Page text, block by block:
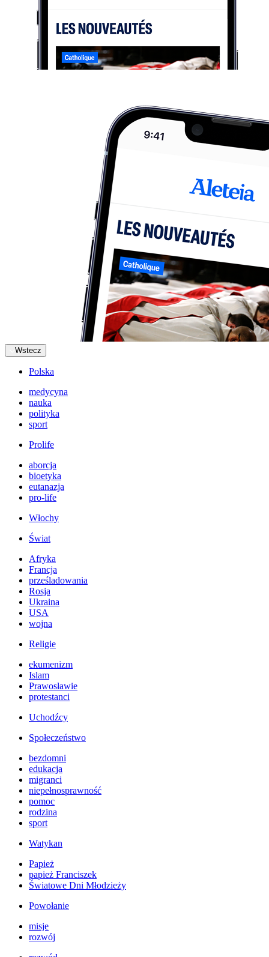
Wstecz
Polska
medycyna
nauka
polityka
sport
Prolife
aborcja
bioetyka
eutanazja
pro-life
Włochy
Świat
Afryka
Francja
prześladowania
Rosja
Ukraina
USA
wojna
Religie
ekumenizm
Islam
Prawosławie
protestanci
Uchodźcy
Społeczeństwo
bezdomni
edukacja
migranci
niepełnosprawność
pomoc
rodzina
sport
Watykan
Papież
papież Franciszek
Światowe Dni Młodzieży
Powołanie
misje
rozwój